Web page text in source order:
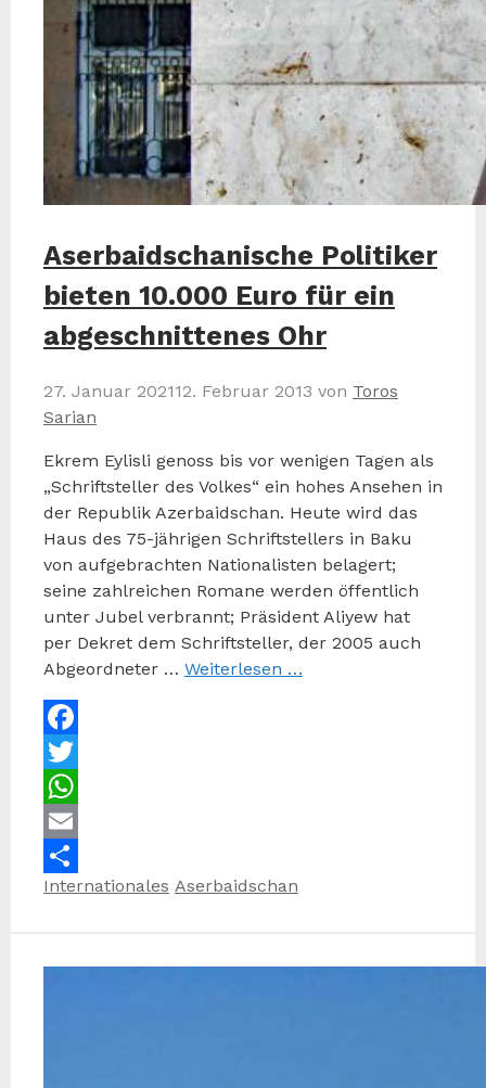
Aserbaidschanische Politiker
bieten 10.000 Euro für ein
abgeschnittenes Ohr
27. Januar 202112. Februar 2013 von Toros
Sarian
Ekrem Eylisli genoss bis vor wenigen Tagen als
„Schriftsteller des Volkes“ ein hohes Ansehen in
der Republik Azerbaidschan. Heute wird das
Haus des 75-jährigen Schriftstellers in Baku
von aufgebrachten Nationalisten belagert;
seine zahlreichen Romane werden öffentlich
unter Jubel verbrannt; Präsident Aliyew hat
per Dekret dem Schriftsteller, der 2005 auch
Abgeordneter … Weiterlesen …
Facebook
Twitter
WhatsApp
Email
Teilen
Kategorien
Internationales Schlagwörter
Aserbaidschan